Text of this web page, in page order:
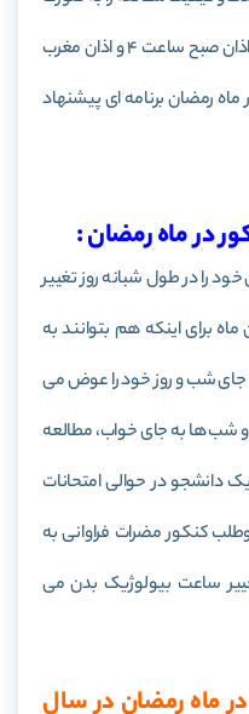
مطلوب نگه داشت. از این رو با فرض اذان صبح ساعت 4 و اذان مغرب
در ماه رمضان برنامه­ ای پیشنهاد
را در طول شبانه روز تغییر
برای اینکه هم بتوانند به
جای شب و روز خود را عوض می
و شب ها به جای خواب، مطالعه
دانشجو در حوالی امتحانات
کنکور مضرات فراوانی به
ساعت بیولوژیک بدن می
ماه رمضان در سال